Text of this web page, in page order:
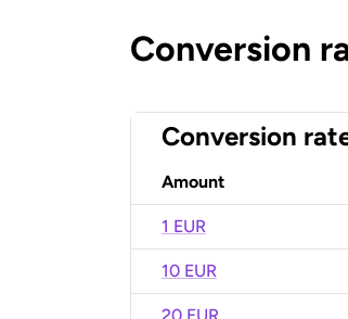
Conversion
Conversion
Amount
1 EUR
10 EUR